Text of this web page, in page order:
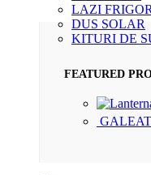
LAZI
DUS SOLAR
KITURI DE
FEATURED